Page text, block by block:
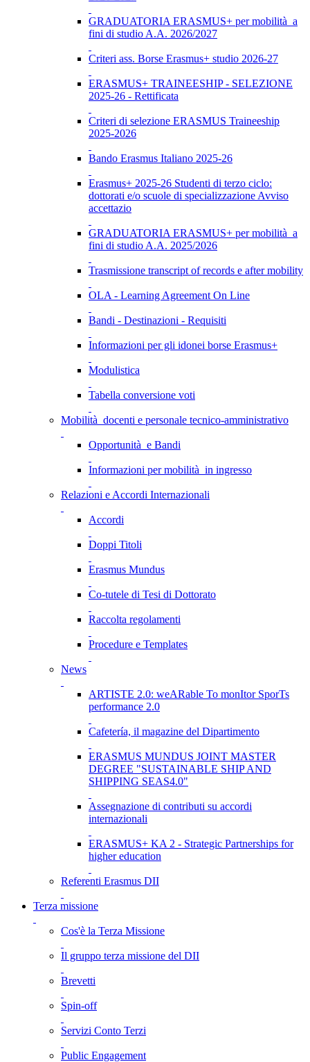
GRADUATORIA ERASMUS+ per mobilità a
fini di studio A.A. 2026/2027
Criteri ass. Borse Erasmus+ studio 2026-27
ERASMUS+ TRAINEESHIP - SELEZIONE
2025-26 - Rettificata
Criteri di selezione ERASMUS Traineeship
2025-2026
Bando Erasmus Italiano 2025-26
Erasmus+ 2025-26 Studenti di terzo ciclo:
dottorati e/o scuole di specializzazione Avviso
accettazio
GRADUATORIA ERASMUS+ per mobilità a
fini di studio A.A. 2025/2026
Trasmissione transcript of records e after mobility
OLA - Learning Agreement On Line
Bandi - Destinazioni - Requisiti
Informazioni per gli idonei borse Erasmus+
Modulistica
Tabella conversione voti
Mobilità docenti e personale tecnico-amministrativo
Opportunità e Bandi
Informazioni per mobilità in ingresso
Relazioni e Accordi Internazionali
Accordi
Doppi Titoli
Erasmus Mundus
Co-tutele di Tesi di Dottorato
Raccolta regolamenti
Procedure e Templates
News
ARTISTE 2.0: weARable To monItor SporTs
performance 2.0
Cafetería, il magazine del Dipartimento
ERASMUS MUNDUS JOINT MASTER
DEGREE "SUSTAINABLE SHIP AND
SHIPPING SEAS4.0"
Assegnazione di contributi su accordi
internazionali
ERASMUS+ KA 2 - Strategic Partnerships for
higher education
Referenti Erasmus DII
Terza missione
Cos'è la Terza Missione
Il gruppo terza missione del DII
Brevetti
Spin-off
Servizi Conto Terzi
Public Engagement